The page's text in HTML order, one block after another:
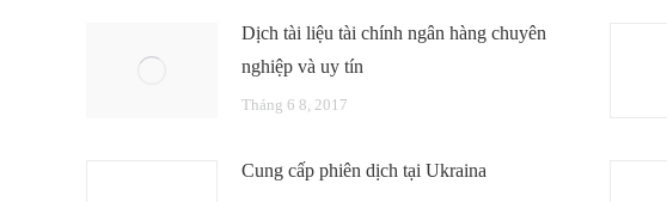
Dịch tài liệu tài chính ngân hàng chuyên
nghiệp và uy tín
Tháng 6 8, 2017
Cung cấp phiên dịch tại Ukraina